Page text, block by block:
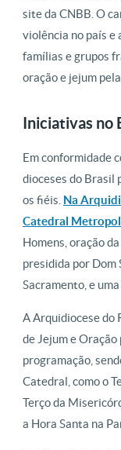
site da CNBB. O
violência no país e
famílias e grupos
oração e jejum
Iniciativas no
Em conformidade
dioceses do Brasil
os fiéis. Na
Catedral
Homens, oração
presidida por Dom
Sacramento, e
A Arquidiocese do
de Jejum e Oração
programação,
Catedral, como o
Terço da
a Hora Santa na